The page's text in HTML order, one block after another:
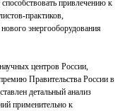
привлечению к
практиков,
энергооборудования
центров России,
Правительства России в
детальный анализ
применительно к